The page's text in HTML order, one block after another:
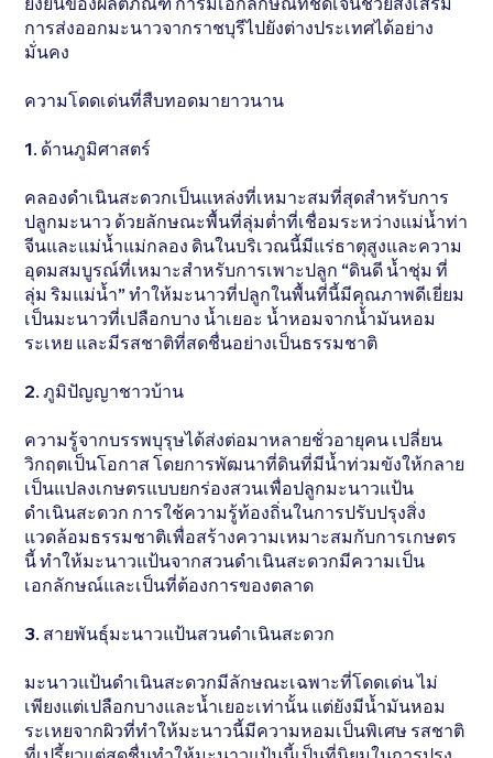
การส่งออกมะนาวจากราชบุรีไปยังต่างประเทศได้อย่าง
มั่นคง
ความโดดเด่นที่สืบทอดมายาวนาน
1. ด้านภูมิศาสตร์
คลองดำเนินสะดวกเป็นแหล่งที่เหมาะสมที่สุดสำหรับการ
ปลูกมะนาว ด้วยลักษณะพื้นที่ลุ่มต่ำที่เชื่อมระหว่างแม่น้ำท่า
จีนและแม่น้ำแม่กลอง ดินในบริเวณนี้มีแร่ธาตุสูงและความ
อุดมสมบูรณ์ที่เหมาะสำหรับการเพาะปลูก “ดินดี น้ำชุ่ม ที่
ลุ่ม ริมแม่น้ำ” ทำให้มะนาวที่ปลูกในพื้นที่นี้มีคุณภาพดีเยี่ยม
เป็นมะนาวที่เปลือกบาง น้ำเยอะ น้ำหอมจากน้ำมันหอม
ระเหย และมีรสชาติที่สดชื่นอย่างเป็นธรรมชาติ
2. ภูมิปัญญาชาวบ้าน
ความรู้จากบรรพบุรุษได้ส่งต่อมาหลายชั่วอายุคน เปลี่ยน
วิกฤตเป็นโอกาส โดยการพัฒนาที่ดินที่มีน้ำท่วมขังให้กลาย
เป็นแปลงเกษตรแบบยกร่องสวนเพื่อปลูกมะนาวแป้น
ดำเนินสะดวก การใช้ความรู้ท้องถิ่นในการปรับปรุงสิ่ง
แวดล้อมธรรมชาติเพื่อสร้างความเหมาะสมกับการเกษตร
นี้ ทำให้มะนาวแป้นจากสวนดำเนินสะดวกมีความเป็น
เอกลักษณ์และเป็นที่ต้องการของตลาด
3. สายพันธุ์มะนาวแป้นสวนดำเนินสะดวก
มะนาวแป้นดำเนินสะดวกมีลักษณะเฉพาะที่โดดเด่น ไม่
เพียงแต่เปลือกบางและน้ำเยอะเท่านั้น แต่ยังมีน้ำมันหอม
ระเหยจากผิวที่ทำให้มะนาวนี้มีความหอมเป็นพิเศษ รสชาติ